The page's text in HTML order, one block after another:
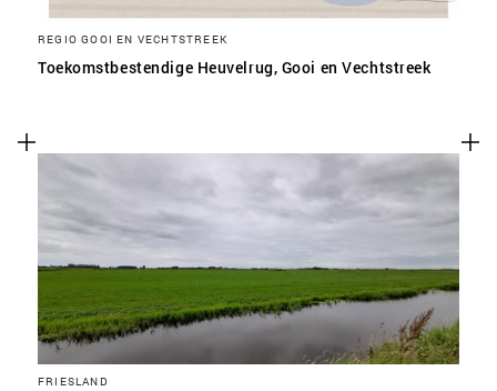
REGIO GOOI EN VECHTSTREEK
Toekomstbestendige Heuvelrug, Gooi en Vechtstreek
FRIESLAND